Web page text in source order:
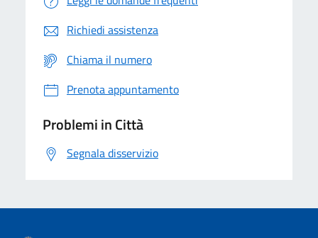
Richiedi assistenza
Chiama il numero
Prenota appuntamento
Problemi in Città
Segnala disservizio